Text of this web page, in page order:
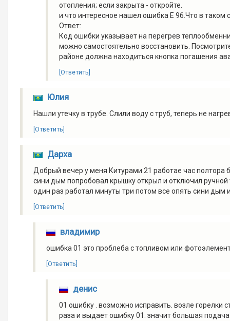
отопления; если закрыта - откройте.
и что интересное нашел ошибка Е 96.Что в таком
Ответ:
Код ошибки указывает на перегрев
можно самостоятельно восстановить.
районе должна находиться кнопка погашения
[Ответить]
Юлия
Нашли утечку в трубе. Слили воду с труб, теперь не
[Ответить]
Дарха
Добрый вечер у меня Китурами 21 работае час полтора
сини дым попробовал крышку открыл и отключил
один раз работал минуты три потом все опять сини
[Ответить]
владимир
ошибка 01 это проблеба с топливом или
[Ответить]
денис
01 ошибку . возможно исправить. возле горелки
раза и выдает ошибку 01. значит большая